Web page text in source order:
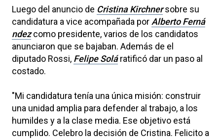
Luego del anuncio de Cristina Kirchnersobre su
candidatura a vice acompañada por Alberto Ferná
ndezcomo presidente, varios de los candidatos
anunciaron que se bajaban. Además de el
diputado Rossi, Felipe Soláratificó dar un paso al
costado.
"Mi candidatura tenía una única misión: construir
una unidad amplia para defender al trabajo, a los
humildes y a la clase media. Ese objetivo está
cumplido. Celebro la decisión de Cristina. Felicito a